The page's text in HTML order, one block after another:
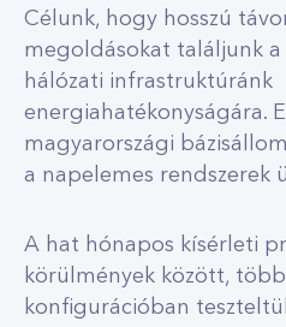
Célunk, hogy hosszú
megoldásokat találjunk
hálózati infrastruktúránk
energiahatékonyságára.
magyarországi
a napelemes rendszerek
A hat hónapos kísérleti
körülmények között,
konfigurációban